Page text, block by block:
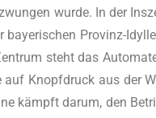
wur­de. In der
baye­ri­schen Pro­vinz-
steht das
auf Knopf­druck aus der
kämpft dar­um, den